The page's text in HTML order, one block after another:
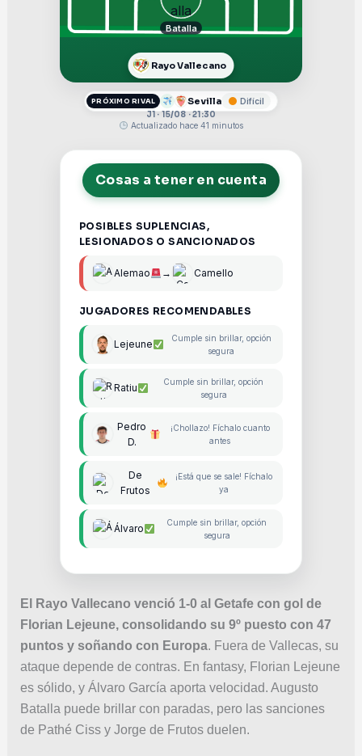
Batalla
Rayo Vallecano
PRÓXIMO RIVAL Sevilla
Difícil
J1 · 15/08 · 21:30
Actualizado hace 41 minutos
Cosas a tener en cuenta
POSIBLES SUPLENCIAS,
LESIONADOS O SANCIONADOS
Alemao → Camello
JUGADORES RECOMENDABLES
Lejeune
Cumple sin brillar, opción
segura
Ratiu
Cumple sin brillar, opción
segura
Pedro
D.
¡Chollazo! Fíchalo cuanto
antes
De
Frutos
¡Está que se sale! Fíchalo
ya
Álvaro
Cumple sin brillar, opción
segura
El Rayo Vallecano venció 1-0 al Getafe con gol de
Florian Lejeune, consolidando su 9º puesto con 47
puntos y soñando con Europa. Fuera de Vallecas, su
ataque depende de contras. En fantasy, Florian Lejeune
es sólido, y Álvaro García aporta velocidad. Augusto
Batalla puede brillar con paradas, pero las sanciones
de Pathé Ciss y Jorge de Frutos duelen.